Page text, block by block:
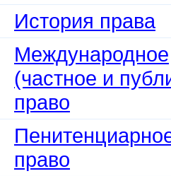
История права
Международное
(частное и
право
право